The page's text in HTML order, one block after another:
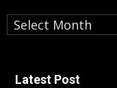
Archives
Latest Post